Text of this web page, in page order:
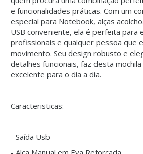
e funcionalidades práticas. Com um
especial para Notebook, alças
USB conveniente, ela é perfeita para
profissionais e qualquer pessoa que
movimento. Seu design robusto e
detalhes funcionais, faz desta mochila
excelente para o dia a dia.
Caracteristicas:
- Saída Usb